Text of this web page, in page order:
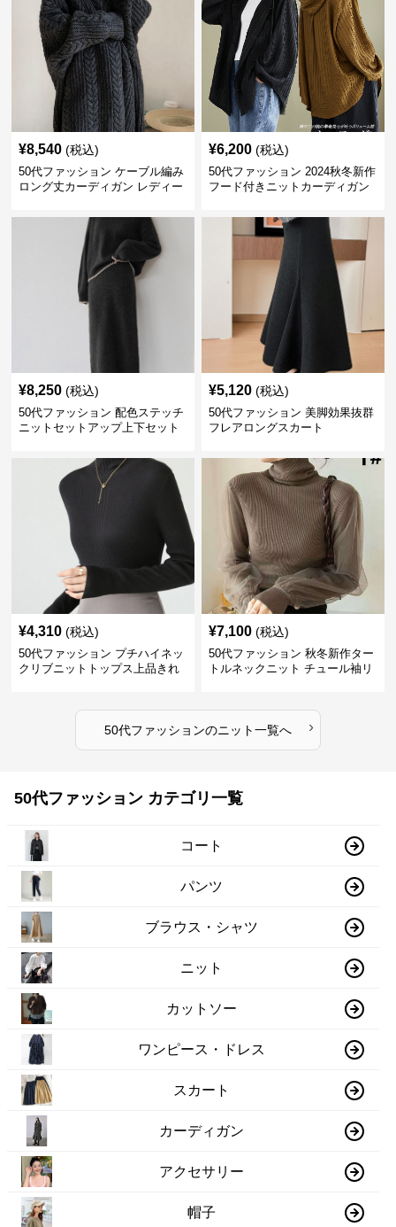
¥8,540 (税込)
50代ファッション ケーブル編み
ロング丈カーディガン レディー
¥6,200 (税込)
50代ファッション 2024秋冬新作
フード付きニットカーディガン
¥8,250 (税込)
50代ファッション 配色ステッチ
ニットセットアップ上下セット
¥5,120 (税込)
50代ファッション 美脚効果抜群
フレアロングスカート
¥4,310 (税込)
50代ファッション プチハイネッ
クリブニットトップス上品きれ
¥7,100 (税込)
50代ファッション 秋冬新作ター
トルネックニット チュール袖リ
50代ファッションのニット一覧へ ›
50代ファッション カテゴリ一覧
コート
パンツ
ブラウス・シャツ
ニット
カットソー
ワンピース・ドレス
スカート
カーディガン
アクセサリー
帽子